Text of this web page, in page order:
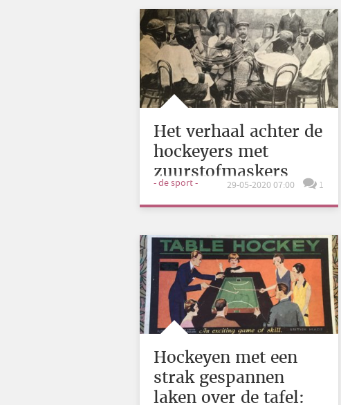
Het verhaal achter de
hockeyers met
zuurstofmaskers
- de sport - 29-05-2020 07:00 1
Hockeyen met een
strak gespannen
laken over de tafel: